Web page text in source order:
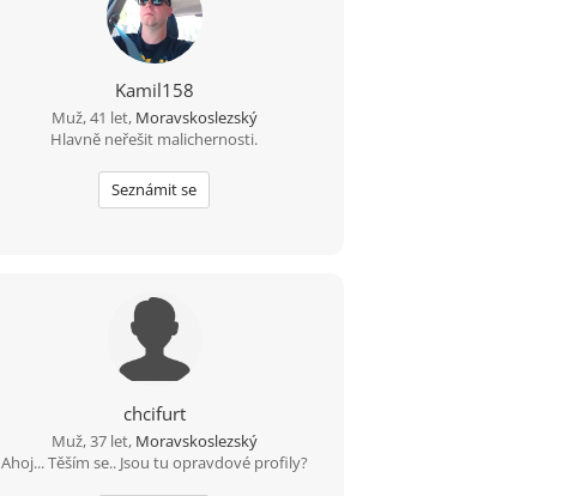
Kamil158
Muž, 41 let, Moravskoslezský
Hlavně neřešit malichernosti.
Seznámit se
chcifurt
Muž, 37 let, Moravskoslezský
Ahoj... Těším se.. Jsou tu opravdové profily?